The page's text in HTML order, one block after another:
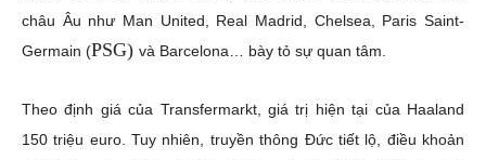
châu Âu như Man United, Real Madrid, Chelsea, Paris Saint-
Germain (PSG) và Barcelona… bày tỏ sự quan tâm.
Theo định giá của Transfermarkt, giá trị hiện tại của Haaland
150 triệu euro. Tuy nhiên, truyền thông Đức tiết lộ, điều khoản